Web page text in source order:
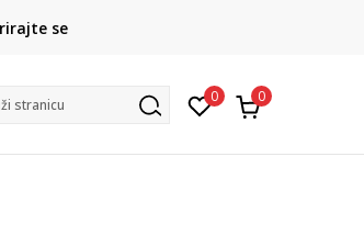
COLLECT
u trgovini
se
stranicu 0 0